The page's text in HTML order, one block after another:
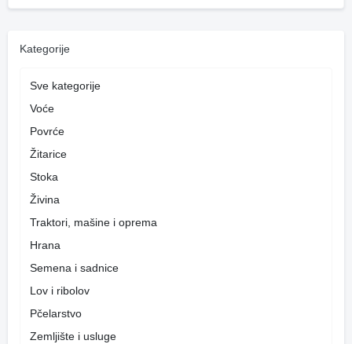
Kategorije
Sve kategorije
Voće
Povrće
Žitarice
Stoka
Živina
Traktori, mašine i oprema
Hrana
Semena i sadnice
Lov i ribolov
Pčelarstvo
Zemljište i usluge